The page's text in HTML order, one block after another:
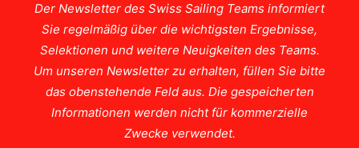
Der Newsletter des Swiss Sailing Teams informiert
Sie regelmäßig über die wichtigsten Ergebnisse,
Selektionen und weitere Neuigkeiten des Teams.
Um unseren Newsletter zu erhalten, füllen Sie bitte
das obenstehende Feld aus. Die gespeicherten
Informationen werden nicht für kommerzielle
Zwecke verwendet.